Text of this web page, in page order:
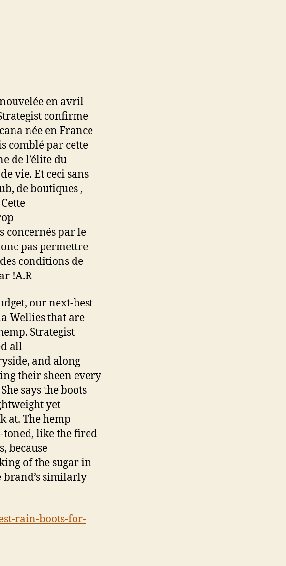
en avril
confirme
née en France
comblé par cette
de l’élite du
vie. Et ceci sans
de boutiques ,
concernés par le
pas permettre
conditions de
!A.R
our next-best
Wellies that are
Strategist
all
and along
their sheen every
says the boots
yet
at. The hemp
toned, like the fired
because
of the sugar in
brand’s similarly
rain-boots-for-